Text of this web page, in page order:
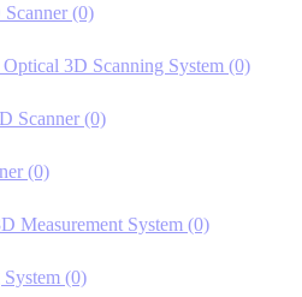
(0)
3D Scanning System (0)
Scanner (0)
(0)
Measurement System (0)
(0)